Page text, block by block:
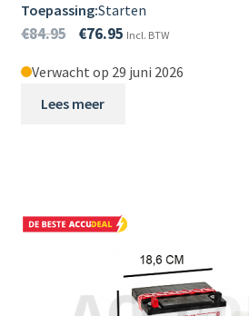
Toepassing:Starten
€84.95 €76.95 Incl. BTW
Verwacht op 29 juni 2026
Lees meer